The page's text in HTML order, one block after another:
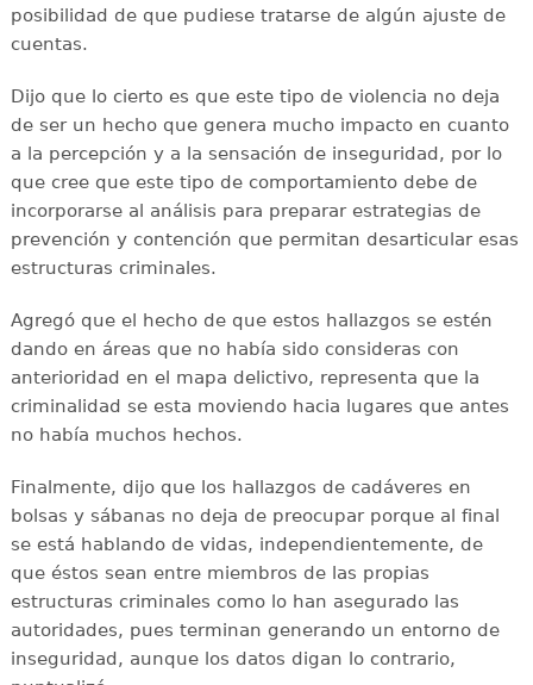
posibilidad de que pudiese tratarse de algún ajuste de
cuentas.
Dijo que lo cierto es que este tipo de violencia no deja
de ser un hecho que genera mucho impacto en cuanto
a la percepción y a la sensación de inseguridad, por lo
que cree que este tipo de comportamiento debe de
incorporarse al análisis para preparar estrategias de
prevención y contención que permitan desarticular esas
estructuras criminales.
Agregó que el hecho de que estos hallazgos se estén
dando en áreas que no había sido consideras con
anterioridad en el mapa delictivo, representa que la
criminalidad se esta moviendo hacia lugares que antes
no había muchos hechos.
Finalmente, dijo que los hallazgos de cadáveres en
bolsas y sábanas no deja de preocupar porque al final
se está hablando de vidas, independientemente, de
que éstos sean entre miembros de las propias
estructuras criminales como lo han asegurado las
autoridades, pues terminan generando un entorno de
inseguridad, aunque los datos digan lo contrario,